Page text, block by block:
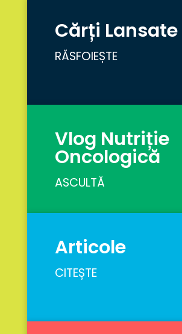
Cărți Lansate
RĂSFOIEȘTE
Vlog Nutriție
Oncologică
ASCULTĂ
Articole
CITEȘTE